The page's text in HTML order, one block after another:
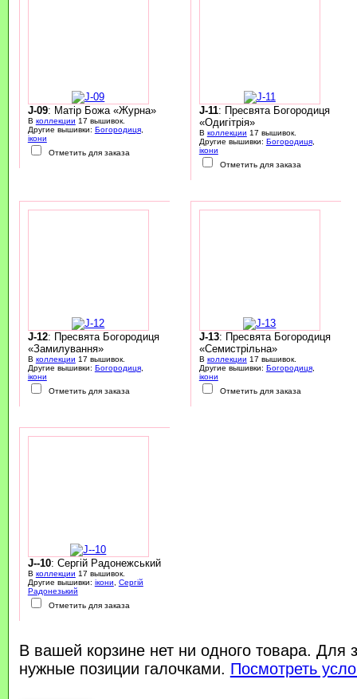
J-09: Матір Божа «Журна»
В коллекции 17 вышивок.
Другие вышивки: Богородиця,
ікони
Отметить для заказа
J-11: Пресвята Богородиця
«Одигітрія»
В коллекции 17 вышивок.
Другие вышивки: Богородиця,
ікони
Отметить для заказа
J-12: Пресвята Богородиця
«Замилування»
В коллекции 17 вышивок.
Другие вышивки: Богородиця,
ікони
Отметить для заказа
J-13: Пресвята Богородиця
«Семистрільна»
В коллекции 17 вышивок.
Другие вышивки: Богородиця,
ікони
Отметить для заказа
J--10: Сергій Радонежський
В коллекции 17 вышивок.
Другие вышивки: ікони, Сергій
Радонезький
Отметить для заказа
В вашей корзине нет ни одного товара. Для
нужные позиции галочками. Посмотреть